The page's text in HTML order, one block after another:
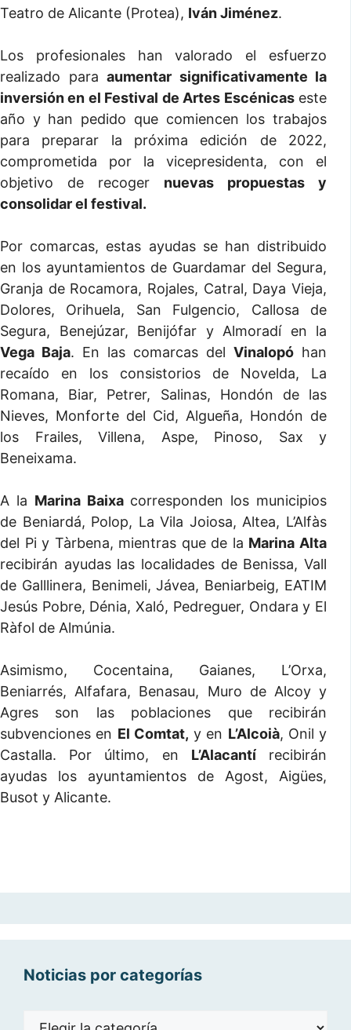
Teatro de Alicante (Protea), Iván Jiménez.
Los profesionales han valorado el esfuerzo
realizado para aumentar significativamente la
inversión en el Festival de Artes Escénicaseste
año y han pedido que comiencen los trabajos
para preparar la próxima edición de 2022,
comprometida por la vicepresidenta, con el
objetivo de recoger nuevas propuestas y
consolidar el festival.
Por comarcas, estas ayudas se han distribuido
en los ayuntamientos de Guardamar del Segura,
Granja de Rocamora, Rojales, Catral, Daya Vieja,
Dolores, Orihuela, San Fulgencio, Callosa de
Segura, Benejúzar, Benijófar y Almoradí en la
Vega Baja. En las comarcas del Vinalopó han
recaído en los consistorios de Novelda, La
Romana, Biar, Petrer, Salinas, Hondón de las
Nieves, Monforte del Cid, Algueña, Hondón de
los Frailes, Villena, Aspe, Pinoso, Sax y
Beneixama.
A la Marina Baixacorresponden los municipios
de Beniardá, Polop, La Vila Joiosa, Altea, L’Alfàs
del Pi y Tàrbena, mientras que de la Marina Alta
recibirán ayudas las localidades de Benissa, Vall
de Galllinera, Benimeli, Jávea, Beniarbeig, EATIM
Jesús Pobre, Dénia, Xaló, Pedreguer, Ondara y El
Ràfol de Almúnia.
Asimismo, Cocentaina, Gaianes, L’Orxa,
Beniarrés, Alfafara, Benasau, Muro de Alcoy y
Agres son las poblaciones que recibirán
subvenciones en El Comtat, y en L’Alcoià, Onil y
Castalla. Por último, en L’Alacantírecibirán
ayudas los ayuntamientos de Agost, Aigües,
Busot y Alicante.
Noticias por categorías
Noticias